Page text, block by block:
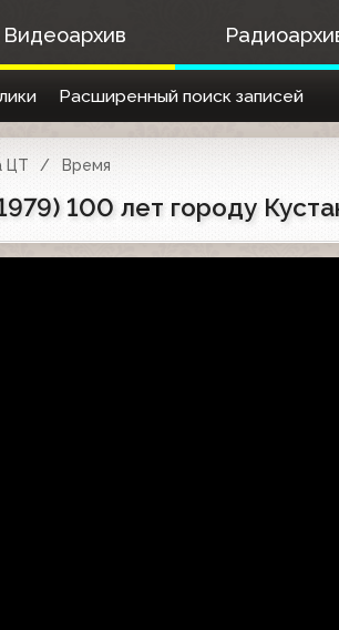
Видеоархив
Расширенный поиск записей
ЦТ Время
100 лет городу